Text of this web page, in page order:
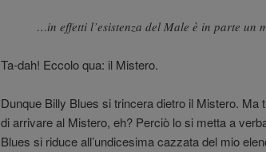
…in effetti l’esistenza del Male è in parte un
Ta-dah! Eccolo qua: il Mistero.
Dunque Billy Blues si trincera dietro il Mistero.
di arrivare al Mistero, eh? Perciò lo si metta a
Blues si riduce all’undicesima cazzata del mio